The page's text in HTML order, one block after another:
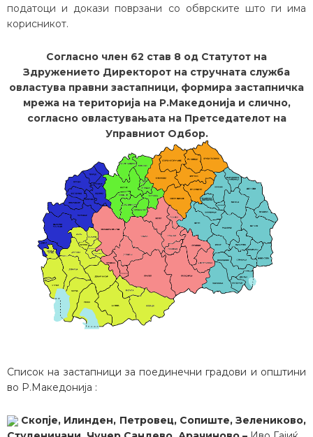
податоци и докази поврзани со обврските што ги има
корисникот.
Согласно член 62 став 8 од Статутот на
Здружението Директорот на стручната служба
овластува правни застапници, формира застапничка
мрежа на територија на Р.Македонија и слично,
согласно овластувањата на Претседателот на
Управниот Одбор.
Список на застапници за поединечни градови и општини
во Р.Македонија :
Скопје, Илинден, Петровец, Сопиште, Зелениково,